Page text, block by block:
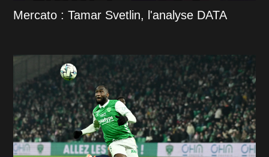
Mercato : Tamar Svetlin, l'analyse DATA